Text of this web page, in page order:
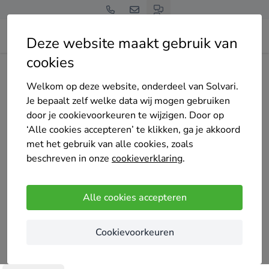
Deze website maakt gebruik van
cookies
Welkom op deze website, onderdeel van Solvari.
Je bepaalt zelf welke data wij mogen gebruiken
door je cookievoorkeuren te wijzigen. Door op
‘Alle cookies accepteren’ te klikken, ga je akkoord
met het gebruik van alle cookies, zoals
beschreven in onze cookieverklaring.
Alle cookies accepteren
Cookievoorkeuren
Home Bedrijven overzicht
Schreurs Schilderwerken
schilderwerk en restauratie